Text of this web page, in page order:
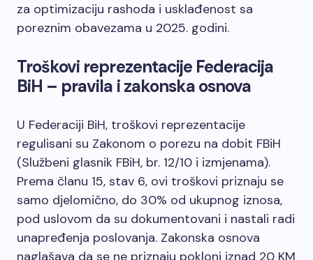
za optimizaciju rashoda i usklađenost sa
poreznim obavezama u 2025. godini.
Troškovi reprezentacije Federacija
BiH – pravila i zakonska osnova
U Federaciji BiH, troškovi reprezentacije
regulisani su Zakonom o porezu na dobit FBiH
(Službeni glasnik FBiH, br. 12/10 i izmjenama).
Prema članu 15, stav 6, ovi troškovi priznaju se
samo djelomično, do 30% od ukupnog iznosa,
pod uslovom da su dokumentovani i nastali radi
unapređenja poslovanja. Zakonska osnova
naglašava da se ne priznaju pokloni iznad 20 KM